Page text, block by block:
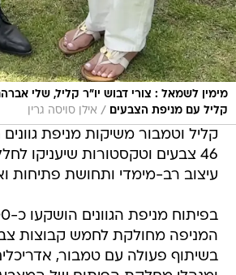
מימין לשמאל : צורי דבוש יו"ר קליל, שלי
קליל עם מניפת הצבעים
/ אילן סויסה גרין
קליל וטמבור משיקות מניפת
46 צבעים וטקסטורות שיעניקו
עיצוב רב-מימדי ותחושת פתיחות
המניפה מחולקת לחמש קבוצות
בשיתוף פעולה עם טמבור,